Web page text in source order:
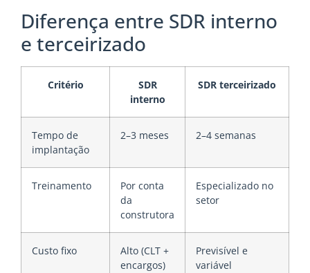
Diferença entre SDR interno
e terceirizado
Critério
SDR
interno
SDR terceirizado
Tempo de
implantação
2–3 meses 2–4 semanas
Treinamento
Por conta
da
construtora
Especializado no
setor
Custo fixo
Alto (CLT +
encargos)
Previsível e
variável